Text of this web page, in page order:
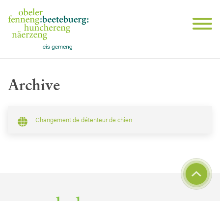
Archive
Changement de détenteur de chien